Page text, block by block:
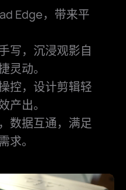
Edge，带来平
写，沉浸观影自
灵动。
控，设计剪辑轻
产出。
数据互通，满足
求。